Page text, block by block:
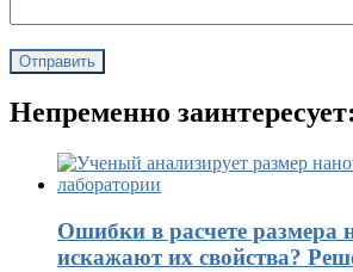
Непременно заинтересует:
Ошибки в расчете размера
искажают их свойства?